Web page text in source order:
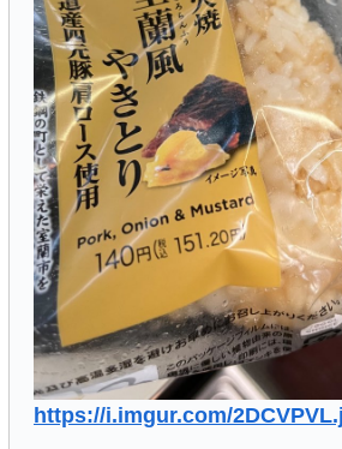
https://i.imgur.com/